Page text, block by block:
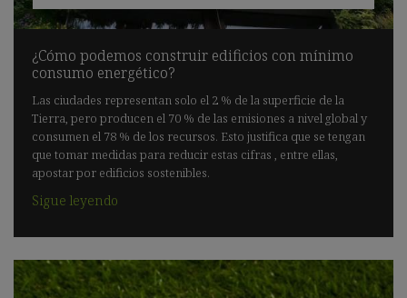
¿Cómo podemos construir edificios con mínimo
consumo energético?
Las ciudades representan solo el 2 % de la superficie de la
Tierra, pero producen el 70 % de las emisiones a nivel global y
consumen el 78 % de los recursos. Esto justifica que se tengan
que tomar medidas para reducir estas cifras , entre ellas,
apostar por edificios sostenibles.
Sigue leyendo